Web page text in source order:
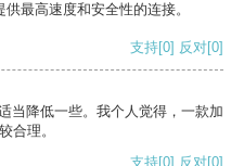
最高速度和安全性的连接。
支持[0] 反对[0]
当降低一些。我个人觉得，一款加
合理。
支持[0] 反对[0]